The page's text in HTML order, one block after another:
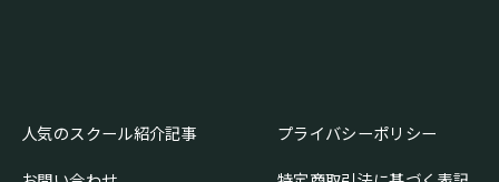
人気のスクール紹介記事 プライバシーポリシー